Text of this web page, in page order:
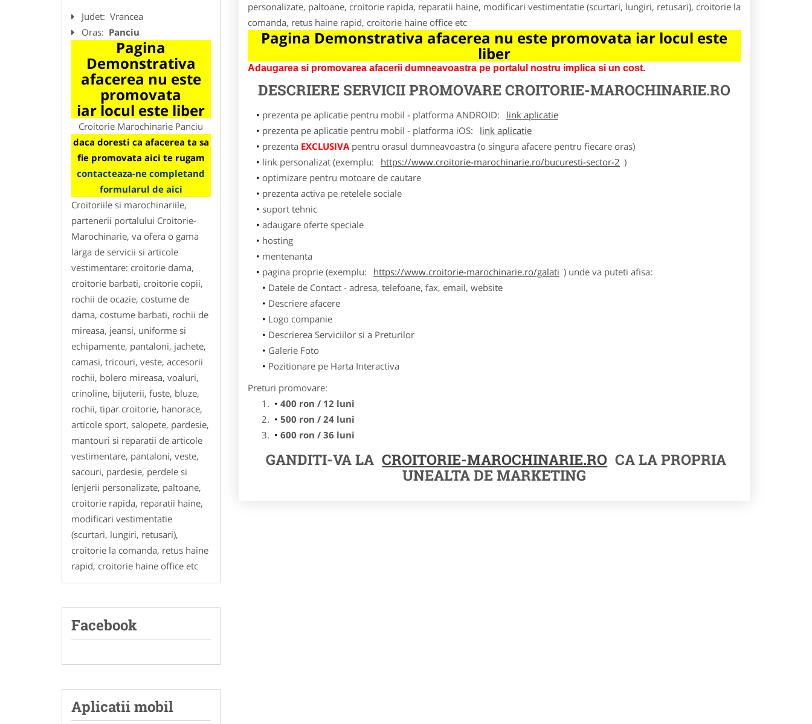
Judet: Vrancea
Oras: Panciu
Pagina
Demonstrativa
afacerea nu este
promovata
iar locul este liber
Croitorie Marochinarie Panciu
daca doresti ca afacerea ta sa
fie promovata aici te rugam
contacteaza-ne completand
formularul de aici
Croitoriile si marochinariile,
partenerii portalului Croitorie-
Marochinarie, va ofera o gama
larga de servicii si articole
vestimentare: croitorie dama,
croitorie barbati, croitorie copii,
rochii de ocazie, costume de
dama, costume barbati, rochii de
mireasa, jeansi, uniforme si
echipamente, pantaloni, jachete,
camasi, tricouri, veste, accesorii
rochii, bolero mireasa, voaluri,
crinoline, bijuterii, fuste, bluze,
rochii, tipar croitorie, hanorace,
articole sport, salopete, pardesie,
mantouri si reparatii de articole
vestimentare, pantaloni, veste,
sacouri, pardesie, perdele si
lenjerii personalizate, paltoane,
croitorie rapida, reparatii haine,
modificari vestimentatie
(scurtari, lungiri, retusari),
croitorie la comanda, retus haine
rapid, croitorie haine office etc
Facebook
Aplicatii mobil
personalizate, paltoane, croitorie rapida, reparatii haine, modificari vestimentatie (scurtari, lungiri, retusari), croitorie la
comanda, retus haine rapid, croitorie haine office etc
Pagina Demonstrativa afacerea nu este promovata iar locul este
liber
Adaugarea si promovarea afacerii dumneavoastra pe portalul nostru implica si un cost.
DESCRIERE SERVICII PROMOVARECROITORIE-MAROCHINARIE.RO
prezenta pe aplicatie pentru mobil - platforma ANDROID:
link aplicatie
prezenta pe aplicatie pentru mobil - platforma iOS:
link aplicatie
prezenta EXCLUSIVApentru orasul dumneavoastra (o singura afacere pentru fiecare oras)
link personalizat (exemplu:
https://www.croitorie-marochinarie.ro/bucuresti-sector-2 )
optimizare pentru motoare de cautare
prezenta activa pe retelele sociale
suport tehnic
adaugare oferte speciale
hosting
mentenanta
pagina proprie (exemplu:
https://www.croitorie-marochinarie.ro/galati ) unde va puteti afisa:
Datele de Contact - adresa, telefoane, fax, email, website
Descriere afacere
Logo companie
Descrierea Serviciilor si a Preturilor
Galerie Foto
Pozitionare pe Harta Interactiva
Preturi promovare:
400 ron / 12 luni
500 ron / 24 luni
600 ron / 36 luni
GANDITI-VA LA CROITORIE-MAROCHINARIE.RO CA LA PROPRIA
UNEALTA DE MARKETING